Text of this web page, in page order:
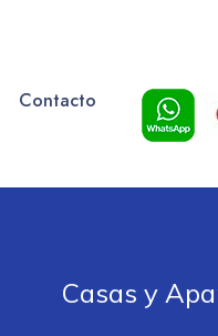
Contacto
Casas y